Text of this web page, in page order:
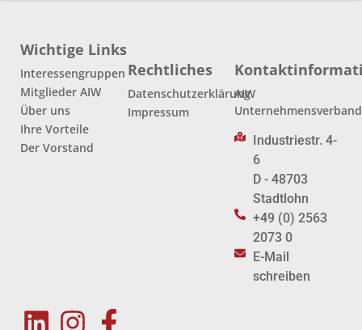
Wichtige Links
Interessengruppen
Mitglieder AIW
Über uns
Ihre Vorteile
Der Vorstand
Rechtliches
Datenschutzerklärung
Impressum
AIW
Unternehmensverband
Industriestr. 4-
6
D - 48703
Stadtlohn
+49 (0) 2563
2073 0
E-Mail
schreiben